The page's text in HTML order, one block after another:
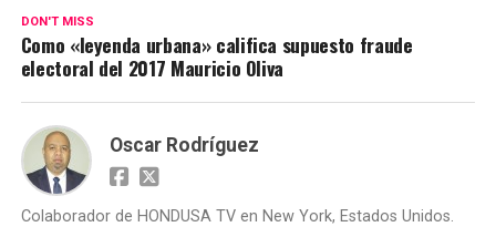
DON'T MISS
Como «leyenda urbana» califica supuesto fraude
electoral del 2017 Mauricio Oliva
Oscar Rodríguez
Colaborador de HONDUSA TV en New York, Estados Unidos.